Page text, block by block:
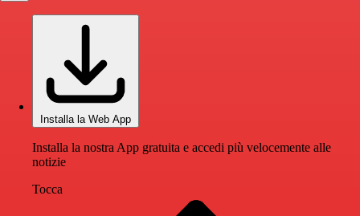
Installa la Web App
Installa la nostra App gratuita e accedi più velocemente alle
notizie
Tocca